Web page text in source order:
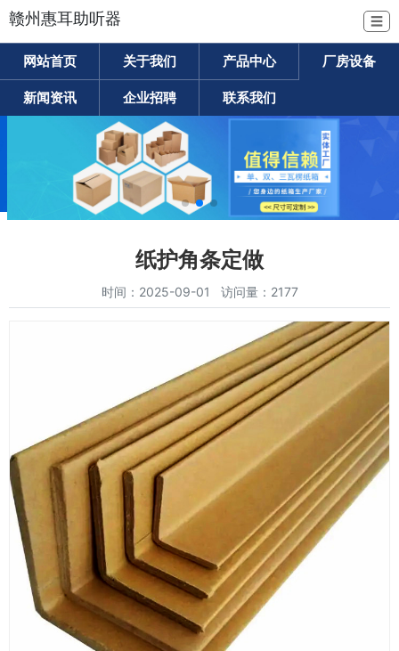
赣州惠耳助听器 ☰
网站首页 关于我们 产品中心 厂房设备
新闻资讯 企业招聘 联系我们
纸护角条定做
时间：2025-09-01 访问量：2177